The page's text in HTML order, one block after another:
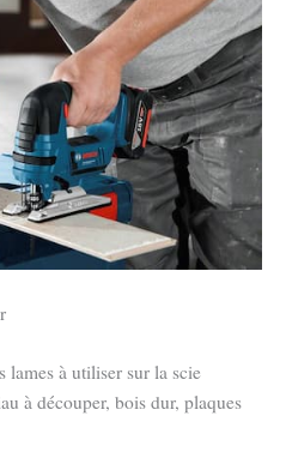
lames à utiliser sur la scie
à découper, bois dur, plaques